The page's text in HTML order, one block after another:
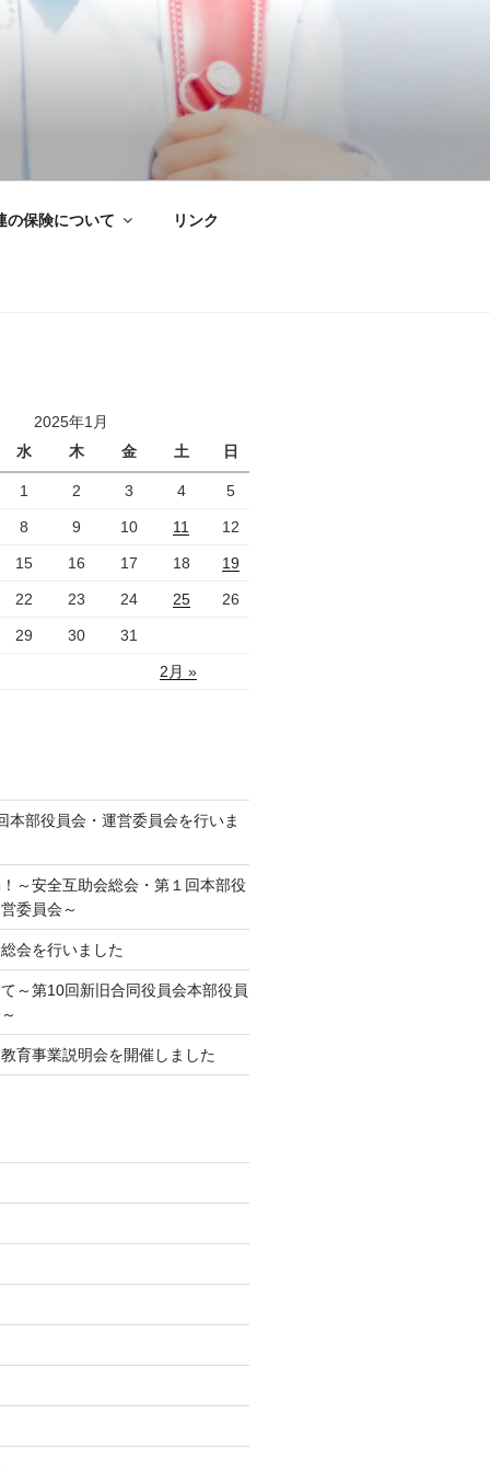
の保険について リンク
2025年1月
水 木 金 土 日
2月 »
1 2 3 4 5
8 9 10 11 12
15 16 17 18 19
22 23 24 25 26
29 30 31
本部役員会・運営委員会を行いま
～安全互助会総会・第１回本部役
委員会～
会を行いました
～第10回新旧合同役員会本部役員
育事業説明会を開催しました